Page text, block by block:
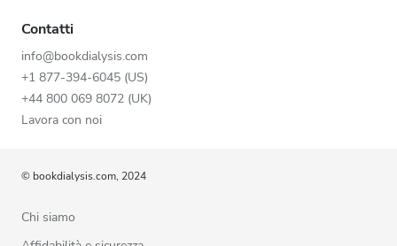
Contatti
info@bookdialysis.com
+1 877-394-6045 (US)
+44 800 069 8072 (UK)
Lavora con noi
© bookdialysis.com, 2024
Chi siamo